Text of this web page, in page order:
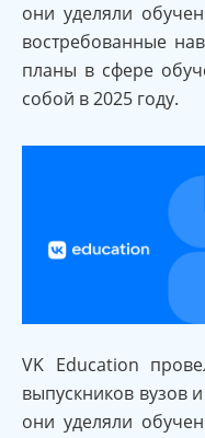
они уделяли
востребованные
планы в сфере
собой в 2025 году.
VK Education
выпускников вузов
они уделяли